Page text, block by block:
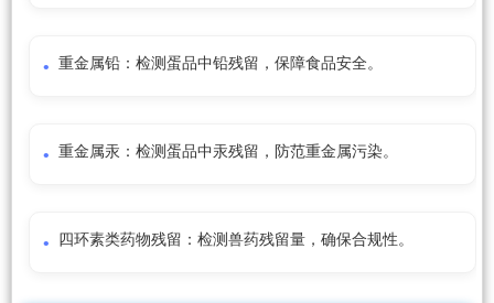
重金属铅：检测蛋品中铅残留，保障食品安全。
重金属汞：检测蛋品中汞残留，防范重金属污染。
四环素类药物残留：检测兽药残留量，确保合规性。